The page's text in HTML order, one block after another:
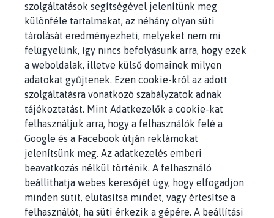
szolgáltatások segítségével jelenítünk meg
különféle tartalmakat, az néhány olyan süti
tárolását eredményezheti, melyeket nem mi
felügyelünk, így nincs befolyásunk arra, hogy ezek
a weboldalak, illetve külső domainek milyen
adatokat gyűjtenek. Ezen cookie-król az adott
szolgáltatásra vonatkozó szabályzatok adnak
tájékoztatást. Mint Adatkezelők a cookie-kat
felhasználjuk arra, hogy a felhasználók felé a
Google és a Facebook útján reklámokat
jelenítsünk meg. Az adatkezelés emberi
beavatkozás nélkül történik. A felhasználó
beállíthatja webes keresőjét úgy, hogy elfogadjon
minden sütit, elutasítsa mindet, vagy értesítse a
felhasználót, ha süti érkezik a gépére. A beállítási